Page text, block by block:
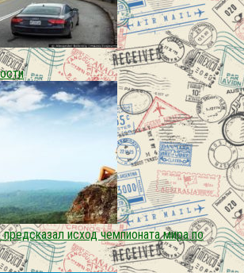
исход чемпионата мира по